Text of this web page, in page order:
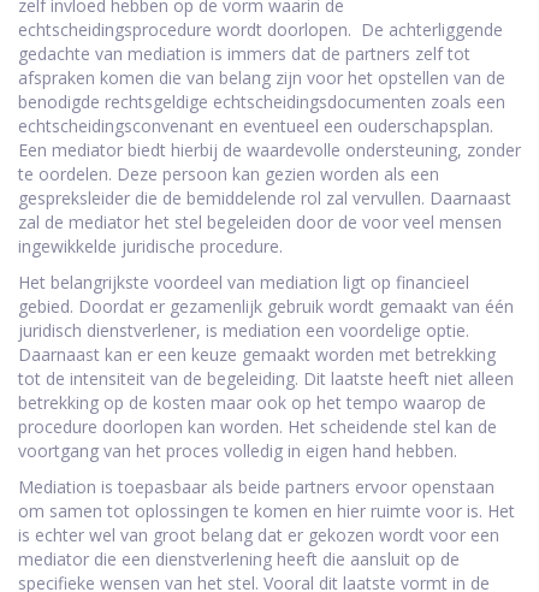
zelf invloed hebben op de vorm waarin de
echtscheidingsprocedure wordt doorlopen. De achterliggende
gedachte van mediation is immers dat de partners zelf tot
afspraken komen die van belang zijn voor het opstellen van de
benodigde rechtsgeldige echtscheidingsdocumenten zoals een
echtscheidingsconvenant en eventueel een ouderschapsplan.
Een mediator biedt hierbij de waardevolle ondersteuning, zonder
te oordelen. Deze persoon kan gezien worden als een
gespreksleider die de bemiddelende rol zal vervullen. Daarnaast
zal de mediator het stel begeleiden door de voor veel mensen
ingewikkelde juridische procedure.
Het belangrijkste voordeel van mediation ligt op financieel
gebied. Doordat er gezamenlijk gebruik wordt gemaakt van één
juridisch dienstverlener, is mediation een voordelige optie.
Daarnaast kan er een keuze gemaakt worden met betrekking
tot de intensiteit van de begeleiding. Dit laatste heeft niet alleen
betrekking op de kosten maar ook op het tempo waarop de
procedure doorlopen kan worden. Het scheidende stel kan de
voortgang van het proces volledig in eigen hand hebben.
Mediation is toepasbaar als beide partners ervoor openstaan
om samen tot oplossingen te komen en hier ruimte voor is. Het
is echter wel van groot belang dat er gekozen wordt voor een
mediator die een dienstverlening heeft die aansluit op de
specifieke wensen van het stel. Vooral dit laatste vormt in de